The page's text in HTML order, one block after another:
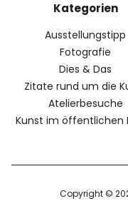
Kategorien
Ausstellungstipp
Fotografie
Dies & Das
Zitate rund um die
Atelierbesuche
Kunst im öffentlichen
Copyright ©